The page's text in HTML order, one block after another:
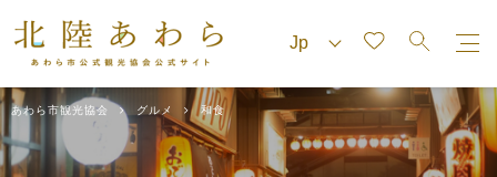
あわら市観光協会 グルメ 和食